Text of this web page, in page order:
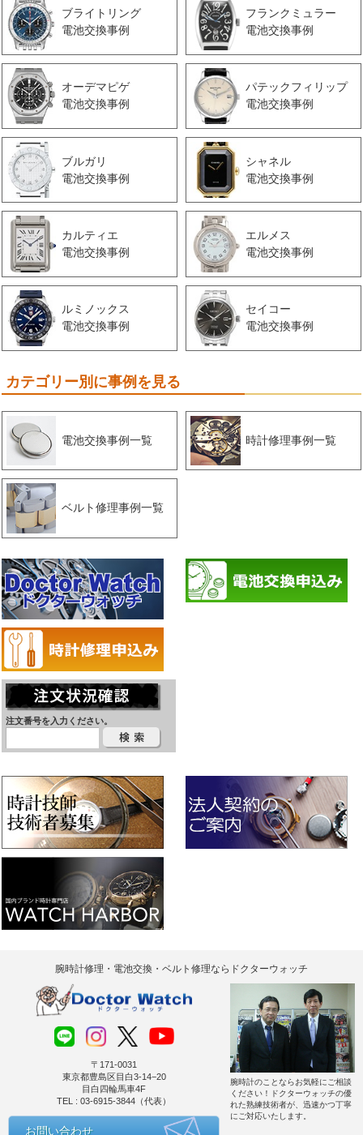
ブライトリング
電池交換事例
フランクミュラー
電池交換事例
オーデマピゲ
電池交換事例
パテックフィリップ
電池交換事例
ブルガリ
電池交換事例
シャネル
電池交換事例
カルティエ
電池交換事例
エルメス
電池交換事例
ルミノックス
電池交換事例
セイコー
電池交換事例
カテゴリー別に事例を見る
電池交換事例一覧 時計修理事例一覧
ベルト修理事例一覧
注文番号を入力ください。
腕時計修理・電池交換・ベルト修理ならドクターウォッチ
〒171-0031
東京都豊島区目白3-14−20
目白四輪馬車4F
TEL : 03-6915-3844（代表）
お問い合わせ
腕時計のことならお気軽にご相談
ください！ドクターウォッチの優
れた熟練技術者が、迅速かつ丁寧
にご対応いたします。